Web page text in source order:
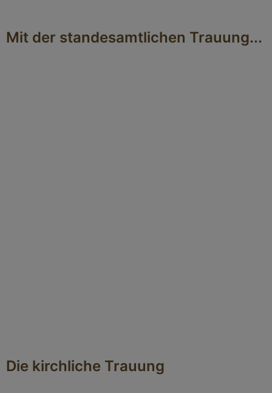
Mit der standesamtlichen Trauung...
Die kirchliche Trauung